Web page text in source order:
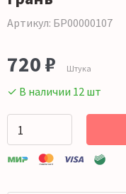
Артикул: БР00000107
720 ₽ Штука
✓ В наличии 12 шт